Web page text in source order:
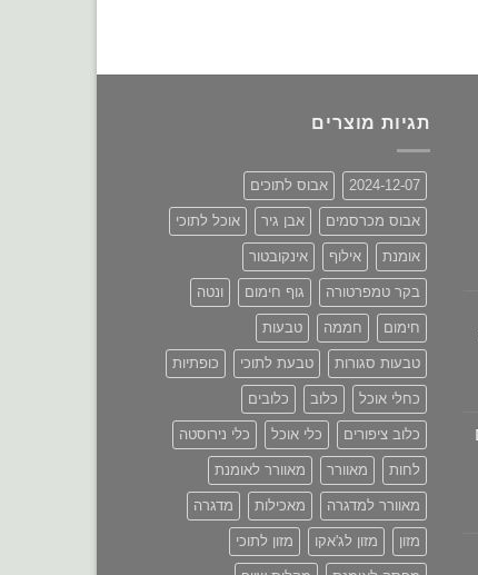
תגיות מוצרים
2024-12-07 אבוס לתוכים
אבוס מכרסמים אבן גיר אוכל לתוכי
אומנת אילוף אינקובטור
בקר טמפרטורה גוף חימום ונטה
חימום חממה טבעות
טבעות סגורות טבעת לתוכי כופתיות
כחלי אוכל כלוב כלובים
כלוב ציפורים כלי אוכל כלי נירוסטה
לחות מאוורר מאוורר לאומנת
מאוורר למדגרה מאכילות מדגרה
מזון מזון לג'אקו מזון לתוכי